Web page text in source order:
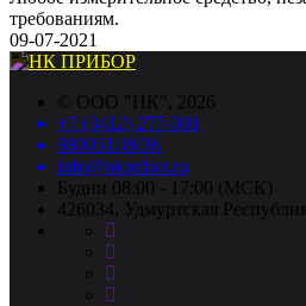
требованиям.
09-07-2021
© ООО "НК", 2026
+7 (3412) 277-001
88005118036
info@nkpribor.ru
Будни 08:00 - 17:00 (МСК)
426034, Удмуртская